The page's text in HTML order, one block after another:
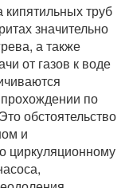
труб
значительно
а также
от газов к воде
по
обстоятельство
и
циркуляционному